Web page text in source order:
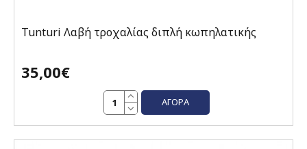
Tunturi Λαβή τροχαλίας διπλή κωπηλατικής
35,00€
ΑΓΟΡΆ